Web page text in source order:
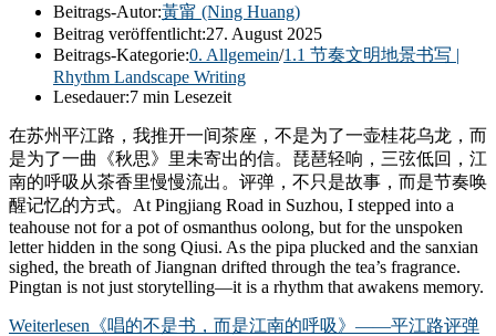
Beitrags-Autor:黃甯 (Ning Huang)
Beitrag veröffentlicht:27. August 2025
Beitrags-Kategorie:0. Allgemein/1.1 节奏文明地景书写 |
Rhythm Landscape Writing
Lesedauer:7 min Lesezeit
在苏州平江路，我推开一间茶座，不是为了一壶桂花乌龙，而
是为了一曲《秋思》里未寄出的信。琵琶轻响，三弦低回，江
南的呼吸从茶香里慢慢流出。评弹，不只是故事，而是节奏唤
醒记忆的方式。At Pingjiang Road in Suzhou, I stepped into a
teahouse not for a pot of osmanthus oolong, but for the unspoken
letter hidden in the song Qiusi. As the pipa plucked and the sanxian
sighed, the breath of Jiangnan drifted through the tea’s fragrance.
Pingtan is not just storytelling—it is a rhythm that awakens memory.
Weiterlesen 《唱的不是书，而是江南的呼吸》——平江路评弹